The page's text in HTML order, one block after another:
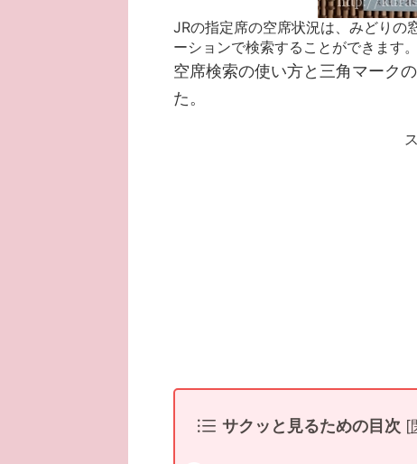
JRの指定席の空席状況は、みどりの
ーションで検索することができます。
空席検索の使い方と三角マーク
た。
サクッと見るための目次 [